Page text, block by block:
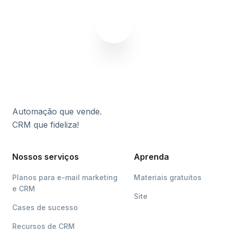
Automação que vende.
CRM que fideliza!
Nossos serviços
Planos para e-mail marketing
e CRM
Cases de sucesso
Recursos de CRM
Aprenda
Materiais gratuitos
Site